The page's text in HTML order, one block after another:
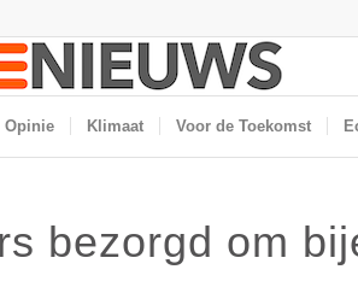
Opinie Klimaat Voor de Toekomst
bezorgd om